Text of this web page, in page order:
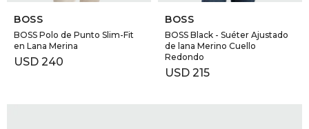
BOSS
BOSS Polo de Punto Slim-Fit
en Lana Merina
USD 240
BOSS
BOSS Black - Suéter Ajustado
de lana Merino Cuello
Redondo
USD 215